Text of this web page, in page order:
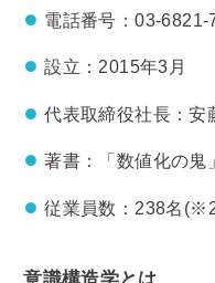
電話番号：03-6821-
設立：2015年3月
代表取締役社長：安
著書：「数値化の鬼
従業員数：238名
意識構造学とは